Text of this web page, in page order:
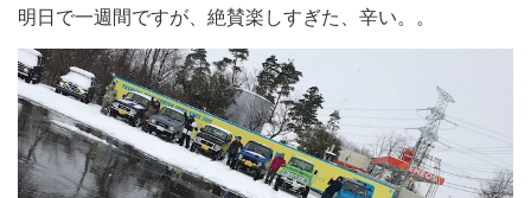
明日で一週間ですが、絶賛楽しすぎた、辛い。。